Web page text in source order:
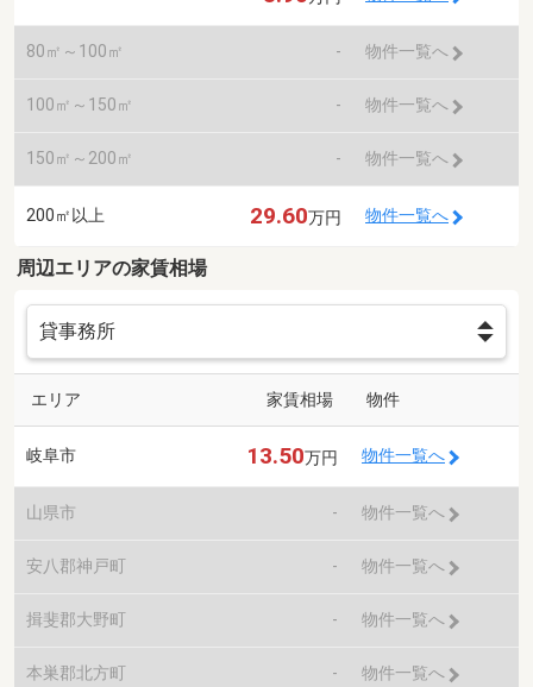
80㎡～100㎡ - 物件一覧へ
100㎡～150㎡ - 物件一覧へ
150㎡～200㎡ - 物件一覧へ
200㎡以上 29.60万円 物件一覧へ
周辺エリアの家賃相場
エリア 家賃相場 物件
岐阜市 13.50万円 物件一覧へ
山県市 - 物件一覧へ
安八郡神戸町 - 物件一覧へ
揖斐郡大野町 - 物件一覧へ
本巣郡北方町 - 物件一覧へ